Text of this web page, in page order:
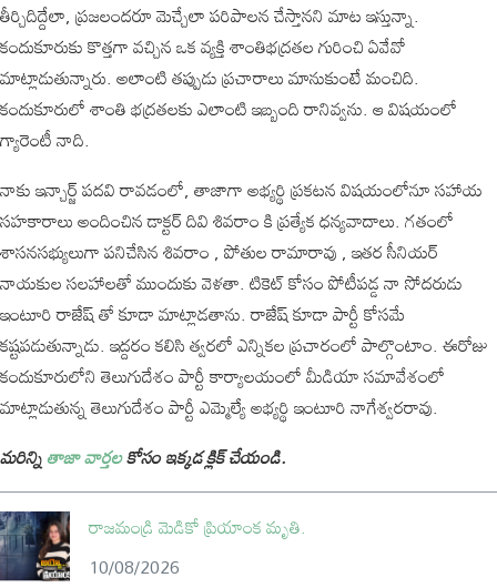
తీర్చిదిద్దేలా, ప్రజలందరూ మెచ్చేలా పరిపాలన చేస్తానని మాట ఇస్తున్నా.
కందుకూరుకు కొత్తగా వచ్చిన ఒక వ్యక్తి శాంతిభద్రతల గురించి ఏవేవో
మాట్లాడుతున్నారు. అలాంటి తప్పుడు ప్రచారాలు మానుకుంటే మంచిది.
కందుకూరులో శాంతి భద్రతలకు ఎలాంటి ఇబ్బంది రానివ్వను. ఆ విషయంలో
గ్యారెంటీ నాది.
నాకు ఇన్చార్జ్ పదవి రావడంలో, తాజాగా అభ్యర్థి ప్రకటన విషయంలోనూ సహాయ
సహకారాలు అందించిన డాక్టర్ దివి శివరాం కి ప్రత్యేక ధన్యవాదాలు. గతంలో
శాసనసభ్యులుగా పనిచేసిన శివరాం , పోతుల రామారావు , ఇతర సీనియర్
నాయకుల సలహాలతో ముందుకు వెళతా. టికెట్ కోసం పోటీపడ్డ నా సోదరుడు
ఇంటూరి రాజేష్ తో కూడా మాట్లాడతాను. రాజేష్ కూడా పార్టీ కోసమే
కష్టపడుతున్నాడు. ఇద్దరం కలిసి త్వరలో ఎన్నికల ప్రచారంలో పాల్గొంటాం. ఈరోజు
కందుకూరులోని తెలుగుదేశం పార్టీ కార్యాలయంలో మీడియా సమావేశంలో
మాట్లాడుతున్న తెలుగుదేశం పార్టీ ఎమ్మెల్యే అభ్యర్థి ఇంటూరి నాగేశ్వరరావు.
మరిన్నితాజా వార్తలకోసం ఇక్కడ క్లిక్ చేయండి.
రాజమండ్రి మెడికో ప్రియాంక మృతి.
10/08/2026